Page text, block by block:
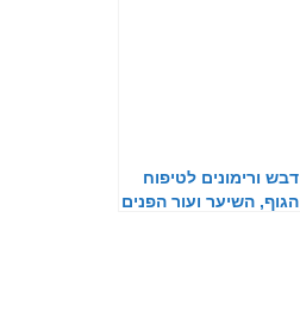
דבש ורימונים לטיפוח
הגוף, השיער ועור הפנים